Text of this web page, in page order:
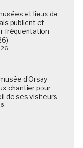
et lieux de
publient et
fréquentation
d’Orsay
chantier pour
de ses visiteurs